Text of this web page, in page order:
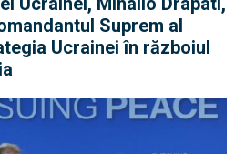
Suprem al
Ucrainei în războiul